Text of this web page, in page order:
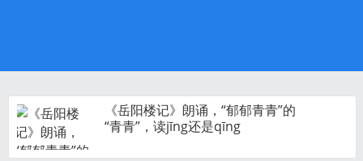
《岳阳楼记》朗诵，“郁郁青青”的
“青青”，读jīng还是qīng